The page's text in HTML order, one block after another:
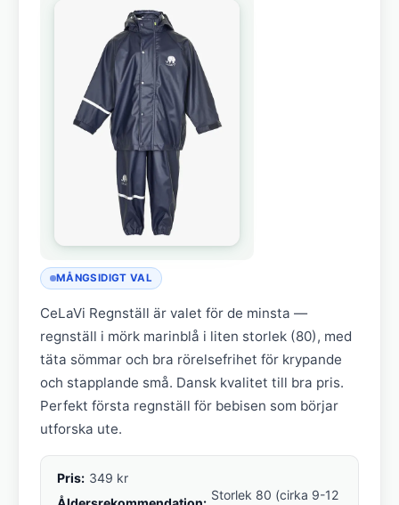
MÅNGSIDIGT VAL
CeLaVi Regnställ är valet för de minsta —
regnställ i mörk marinblå i liten storlek (80), med
täta sömmar och bra rörelsefrihet för krypande
och stapplande små. Dansk kvalitet till bra pris.
Perfekt första regnställ för bebisen som börjar
utforska ute.
Pris: 349 kr
Storlek 80 (cirka 9-12